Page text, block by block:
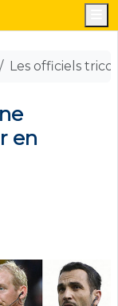
Les officiels
en